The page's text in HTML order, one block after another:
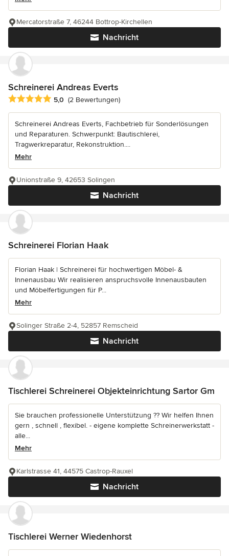
Nachricht
Mercatorstraße 7, 46244 Bottrop-Kirchellen
Schreinerei Andreas Everts
Durchschnittliche Bewertung: 5 von 5 Sternen
5,0 (2 Bewertungen)
Schreinerei Andreas Everts, Fachbetrieb für Sonderlösungen
und Reparaturen. Schwerpunkt: Bautischlerei,
Tragwerkreparatur, Rekonstruktion....
Mehr
Nachricht
Unionstraße 9, 42653 Solingen
Schreinerei Florian Haak
Florian Haak | Schreinerei für hochwertigen Möbel- &
Innenausbau Wir realisieren anspruchsvolle Innenausbauten
und Möbelfertigungen für P...
Mehr
Nachricht
Solinger Straße 2-4, 52857 Remscheid
Tischlerei Schreinerei Objekteinrichtung Sartor Gm
Sie brauchen professionelle Unterstützung ?? Wir helfen Ihnen
gern , schnell , flexibel. - eigene komplette Schreinerwerkstatt -
alle...
Mehr
Nachricht
Karlstrasse 41, 44575 Castrop-Rauxel
Tischlerei Werner Wiedenhorst